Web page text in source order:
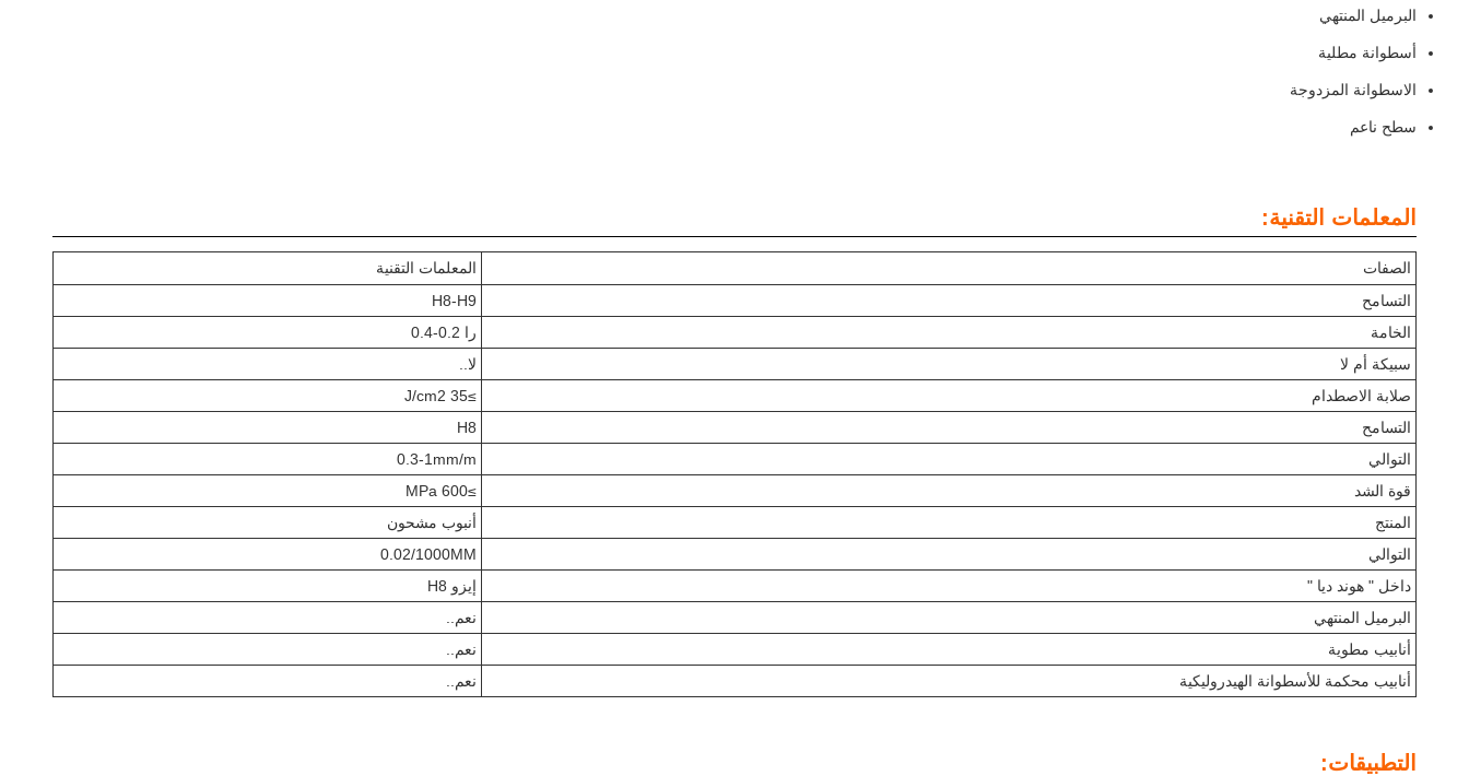
البرميل المنتهي
أسطوانة مطلية
الاسطوانة المزدوجة
سطح ناعم
المعلمات التقنية:
الصفات
المعلمات التقنية
التسامح
H8-H9
الخامة
را 0.2-0.4
سبيكة أم لا
لا..
صلابة الاصطدام
≥35 J/cm2
التسامح
H8
التوالي
0.3-1mm/m
قوة الشد
≥600 MPa
المنتج
أنبوب مشحون
التوالي
0.02/1000MM
داخل " هوند ديا "
إيزو H8
البرميل المنتهي
نعم..
أنابيب مطوية
نعم..
أنابيب محكمة للأسطوانة الهيدروليكية
نعم..
التطبيقات: